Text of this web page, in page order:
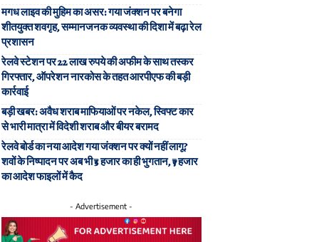
मगध लाइव की मुहिम का असर: गया जंक्शन पर बनेगा
शीतयुक्त शवगृह, सम्मानजनक व्यवस्था की दिशा में बढ़ा रेल
प्रशासन
रेलवे स्टेशन पर 22 लाख रुपये की अफीम के साथ तस्कर
गिरफ्तार, ऑपरेशन नारकोस के तहत आरपीएफ की बड़ी
कार्रवाई
बड़ी खबर: अवैध शराब माफियाओं पर नकेल, स्विफ्ट कार
से भारी मात्रा में विदेशी शराब और बीयर बरामद
रेलवे बोर्ड का नया आदेश गया जंक्शन पर क्यों नहीं लागू?
शवों के निष्पादन पर अब भी ₹5 हजार का ही भुगतान, ₹7 हजार
का आदेश फाइलों में कैद
- Advertisement -